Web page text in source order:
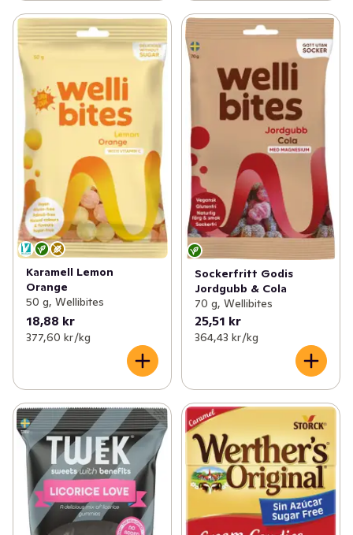
Karamell Lemon
Orange
50 g, Wellibites
18,88 kr
377,60 kr /kg
Sockerfritt Godis
Jordgubb & Cola
70 g, Wellibites
25,51 kr
364,43 kr /kg